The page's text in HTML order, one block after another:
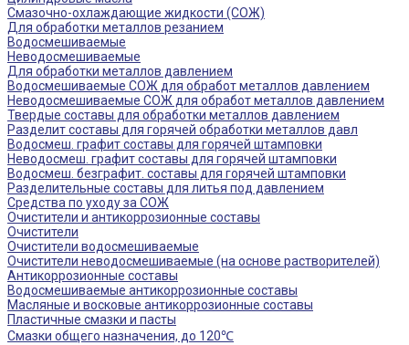
Смазочно-охлаждающие жидкости (СОЖ)
Для обработки металлов резанием
Водосмешиваемые
Неводосмешиваемые
Для обработки металлов давлением
Водосмешиваемые СОЖ для обработ металлов давлением
Неводосмешиваемые СОЖ для обработ металлов давлением
Твердые составы для обработки металлов давлением
Разделит составы для горячей обработки металлов давл
Водосмеш. графит составы для горячей штамповки
Неводосмеш. графит составы для горячей штамповки
Водосмеш. безграфит. составы для горячей штамповки
Разделительные составы для литья под давлением
Средства по уходу за СОЖ
Очистители и антикоррозионные составы
Очистители
Очистители водосмешиваемые
Очистители неводосмешиваемые (на основе растворителей)
Антикоррозионные составы
Водосмешиваемые антикоррозионные составы
Масляные и восковые антикоррозионные составы
Пластичные смазки и пасты
Смазки общего назначения, до 120℃